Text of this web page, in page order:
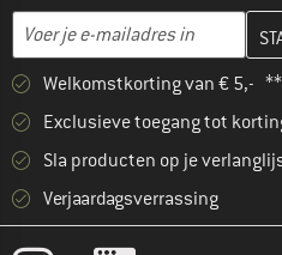
E-mailadres
Vul je e-mailadres hier in en
Welkomstkorting van € 5,- **
Exclusieve toegang tot
Sla producten op je
Verjaardagsverrassing